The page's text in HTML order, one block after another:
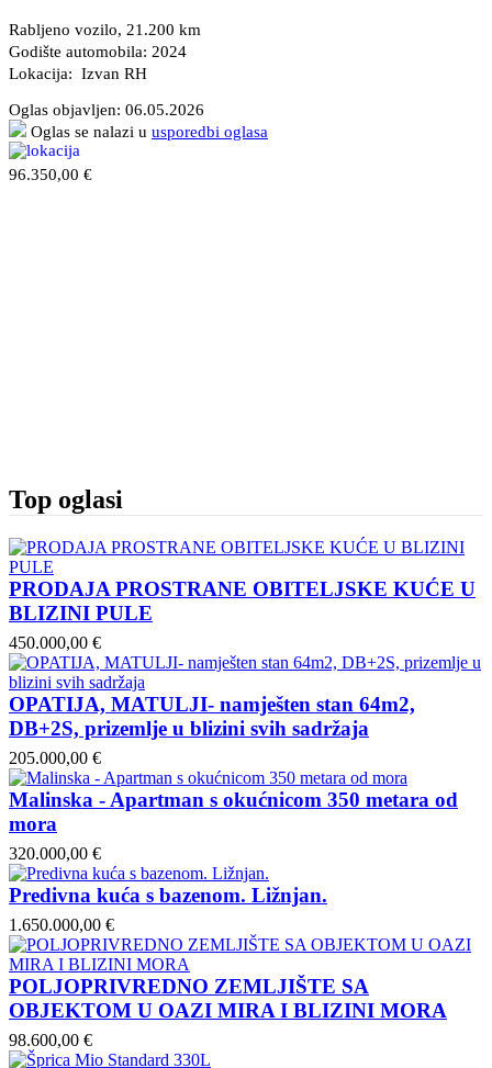
Rabljeno vozilo, 21.200 km
Godište automobila: 2024
Lokacija: Izvan RH
Oglas objavljen: 06.05.2026
Oglas se nalazi u usporedbi oglasa
96.350,00 €
Top oglasi
PRODAJA PROSTRANE OBITELJSKE KUĆE U
BLIZINI PULE
450.000,00 €
OPATIJA, MATULJI- namješten stan 64m2,
DB+2S, prizemlje u blizini svih sadržaja
205.000,00 €
Malinska - Apartman s okućnicom 350 metara od
mora
320.000,00 €
Predivna kuća s bazenom. Ližnjan.
1.650.000,00 €
POLJOPRIVREDNO ZEMLJIŠTE SA
OBJEKTOM U OAZI MIRA I BLIZINI MORA
98.600,00 €